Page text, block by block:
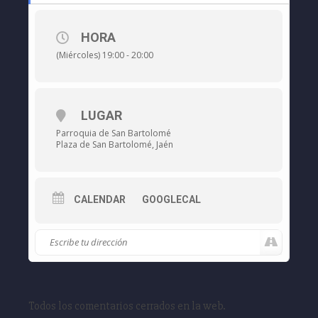
HORA
(Miércoles) 19:00 - 20:00
LUGAR
Parroquia de San Bartolomé
Plaza de San Bartolomé, Jaén
CALENDAR GOOGLECAL
Todos los comentarios cerrados en la web.